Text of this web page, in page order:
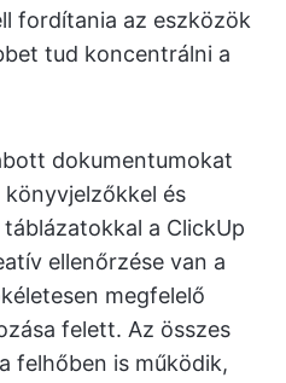
fordítania az eszközök
tud koncentrálni a
dokumentumokat
és
a ClickUp
ellenőrzése van a
megfelelő
felett. Az összes
felhőben is működik,